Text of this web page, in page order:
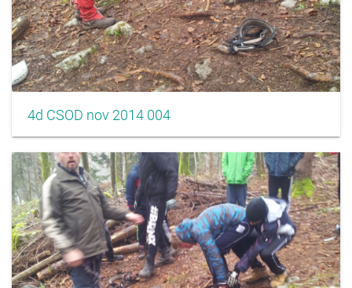
4d CSOD nov 2014 004